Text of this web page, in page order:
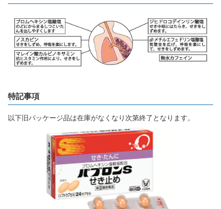
特記事項
以下旧パッケージ品は在庫がなくなり次第終了となります。